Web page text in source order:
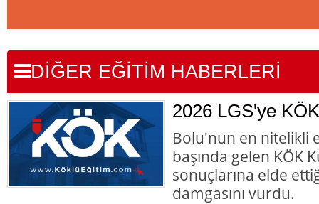
DİĞER EĞİTİM HABERLERİ
2026 LGS'ye
Bolu'nun en nitelikli
başında gelen KÖK
sonuçlarına elde
damgasını vurdu.